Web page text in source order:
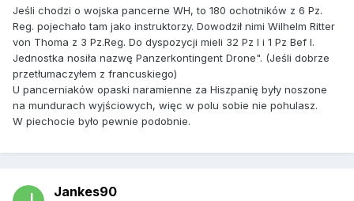
Jeśli chodzi o wojska pancerne WH, to 180 ochotników z 6 Pz.
Reg. pojechało tam jako instruktorzy. Dowodził nimi Wilhelm Ritter
von Thoma z 3 Pz.Reg. Do dyspozycji mieli 32 Pz I i 1 Pz Bef I.
Jednostka nosiła nazwę Panzerkontingent Drone". (Jeśli dobrze
przetłumaczyłem z francuskiego)
U pancerniaków opaski naramienne za Hiszpanię były noszone
na mundurach wyjściowych, więc w polu sobie nie pohulasz.
W piechocie było pewnie podobnie.
Jankes90